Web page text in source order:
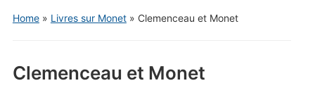
Home» Livres sur Monet» Clemenceau et Monet
Clemenceau et Monet